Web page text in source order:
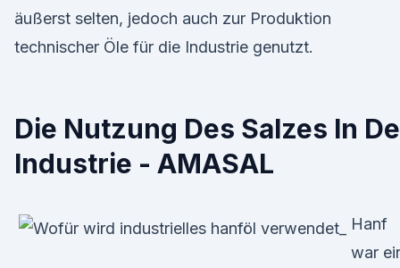
äußerst selten, jedoch auch zur Produktion
technischer Öle für die Industrie genutzt.
Die Nutzung Des Salzes In
Industrie - AMASAL
Hanf
war